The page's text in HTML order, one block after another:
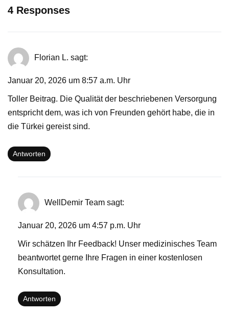
4 Responses
Florian L. sagt:
Januar 20, 2026 um 8:57 a.m. Uhr
Toller Beitrag. Die Qualität der beschriebenen Versorgung
entspricht dem, was ich von Freunden gehört habe, die in
die Türkei gereist sind.
Antworten
WellDemir Team sagt:
Januar 20, 2026 um 4:57 p.m. Uhr
Wir schätzen Ihr Feedback! Unser medizinisches Team
beantwortet gerne Ihre Fragen in einer kostenlosen
Konsultation.
Antworten